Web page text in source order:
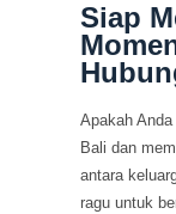
Siap
Apakah
Bali dan
antara
ragu untuk